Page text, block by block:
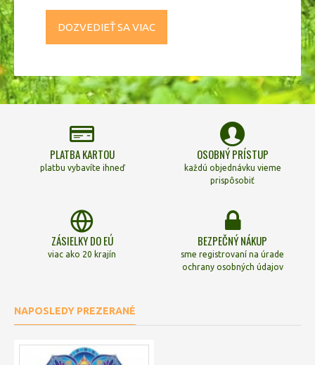
DOZVEDIEŤ SA VIAC
PLATBA KARTOU
platbu vybavíte ihneď
OSOBNÝ PRÍSTUP
každú objednávku vieme
prispôsobiť
ZÁSIELKY DO EÚ
viac ako 20 krajín
BEZPEČNÝ NÁKUP
sme registrovaní na úrade
ochrany osobných údajov
NAPOSLEDY PREZERANÉ